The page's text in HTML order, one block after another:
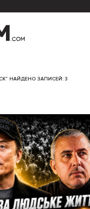
НАЙДЕНО ЗАПИСЕЙ: 3